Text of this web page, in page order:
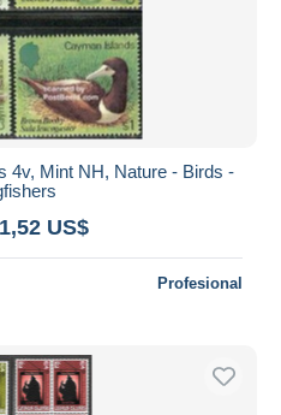
4v, Mint NH, Nature - Birds -
US$
Profesional